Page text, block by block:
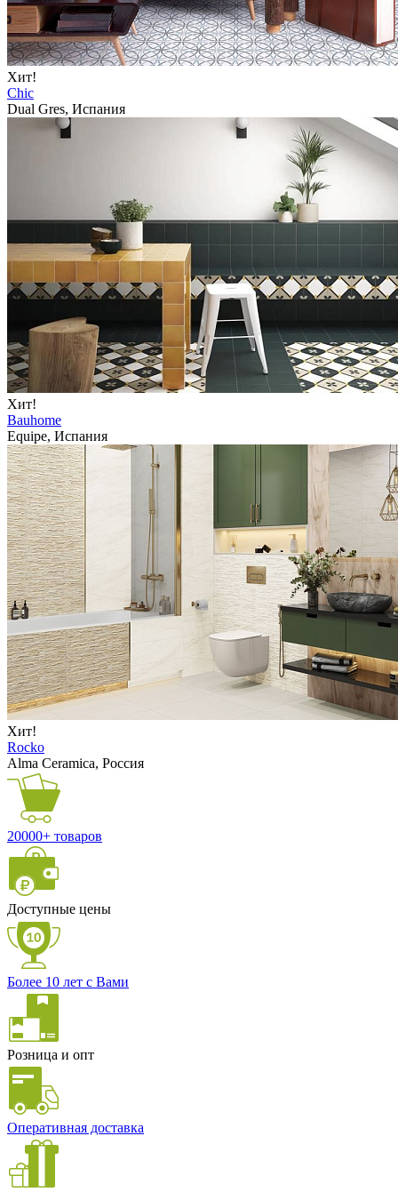
Хит!
Chic
Dual Gres, Испания
Хит!
Bauhome
Equipe, Испания
Хит!
Rocko
Alma Ceramica, Россия
20000+ товаров
Доступные цены
Более 10 лет с Вами
Розница и опт
Оперативная доставка